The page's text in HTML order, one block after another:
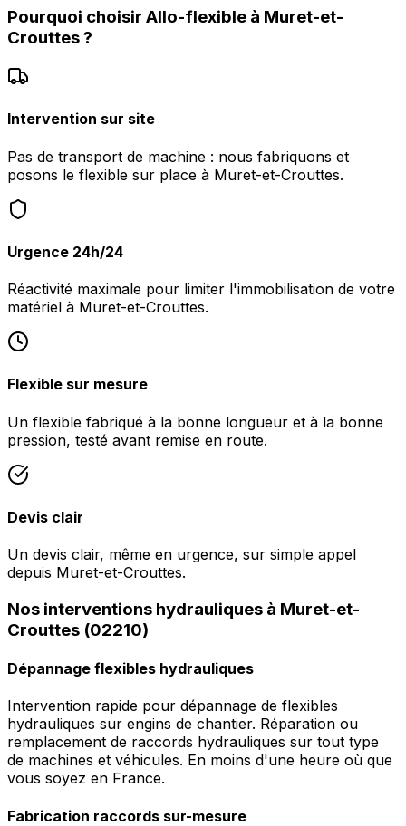
Pourquoi choisir Allo-flexible à Muret-et-
Crouttes?
Intervention sur site
Pas de transport de machine : nous fabriquons et
posons le flexible sur place à Muret-et-Crouttes.
Urgence 24h/24
Réactivité maximale pour limiter l'immobilisation de votre
matériel à Muret-et-Crouttes.
Flexible sur mesure
Un flexible fabriqué à la bonne longueur et à la bonne
pression, testé avant remise en route.
Devis clair
Un devis clair, même en urgence, sur simple appel
depuis Muret-et-Crouttes.
Nos interventions hydrauliques à Muret-et-
Crouttes (02210)
Dépannage flexibles hydrauliques
Intervention rapide pour dépannage de flexibles
hydrauliques sur engins de chantier. Réparation ou
remplacement de raccords hydrauliques sur tout type
de machines et véhicules. En moins d'une heure où que
vous soyez en France.
Fabrication raccords sur-mesure